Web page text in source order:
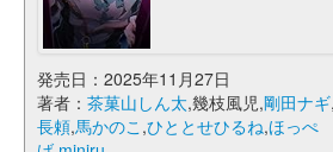
発売日：2025年11月27日
著者： 茶菓山しん太,幾枝風児,剛田ナギ,
長頼,馬かのこ ,ひととせひるね,ほっぺ